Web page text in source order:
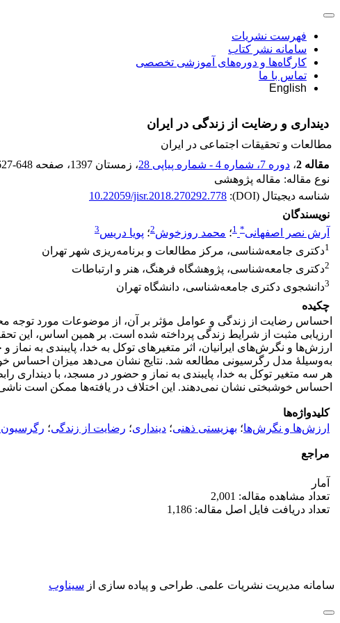
فهرست نشریات
سامانه نشر کتاب
کارگاه‌ها و دوره‌های آموزشی تخصصی
تماس با ما
English
دینداری و رضایت از زندگی در ایران
مطالعات و تحقیقات اجتماعی در ایران
مقاله 2
، دوره 7، شماره 4 - شماره پیاپی 28 ، زمستان 1397 ، صفحه 648
نوع مقاله: مقاله پژوهشی
شناسه دیجیتال (DOI):
10.22059/jisr.2018.270292.778
نویسندگان
آرش نصر اصفهانی*
1؛ محمد روزخوش2؛ پویا دریس3
1دکتری جامعه‌شناسی، مرکز مطالعات و برنامه‌ریزی شهر تهران
2دکتری جامعه‌شناسی، پژوهشگاه فرهنگ، هنر و ارتباطات
3دانشجوی دکتری جامعه‌شناسی، دانشگاه تهران
چکیده
احساس رضایت از زندگی و عوامل مؤثر بر آن، از موضوعات مورد توجه
ارزیابی مثبت از شرایط زندگی پرداخته شده است. بر همین اساس، این
ارزش‌ها و نگرش‌های ایرانیان، اثر متغیرهای توکل به خدا، پایبندی به
به‌وسیلۀ مدل رگرسیونی مطالعه شد. نتایج نشان می‌دهد میزان احساس
هر سه متغیر توکل به خدا، پایبندی به نماز و حضور در مسجد، با دینداری
احساس خوشبختی نشان نمی‌دهند. این اختلاف در یافته‌ها ممکن است
کلیدواژه‌ها
ارزش‌ها و نگرش‌ها؛ بهزیستی ذهنی؛ دینداری؛ رضایت از زندگی؛
مراجع
آمار
تعداد مشاهده مقاله: 2,001
تعداد دریافت فایل اصل مقاله: 1,186
سامانه مدیریت نشریات علمی. طراحی و پیاده سازی از سیناوب